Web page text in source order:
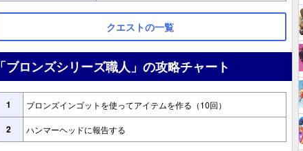
クエストの一覧
「ブロンズシリーズ職人」の攻略チャート
1 ブロンズインゴットを使ってアイテムを作る（10回）
2 ハンマーヘッドに報告する